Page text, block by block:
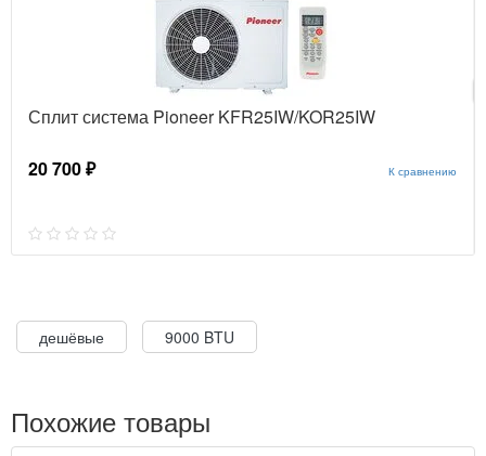
Сплит система Pioneer KFR25IW/KOR25IW
К сравнению
20 700 ₽
дешёвые 9000 BTU
Похожие товары